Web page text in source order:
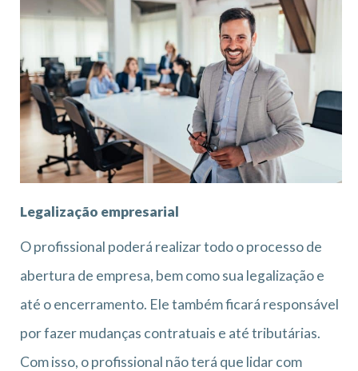
Legalização empresarial
O profissional poderá realizar todo o processo de
abertura de empresa, bem como sua legalização e
até o encerramento. Ele também ficará responsável
por fazer mudanças contratuais e até tributárias.
Com isso, o profissional não terá que lidar com